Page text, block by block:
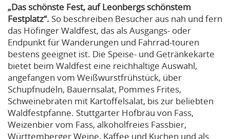
„Das schönste Fest, auf Leonbergs schönstem
Festplatz“. So beschreiben Besucher aus nah und fern
das Höfinger Waldfest, das als Ausgangs- oder
Endpunkt für Wanderungen und Fahrrad-touren
bestens geeignet ist. Die Speise- und Getränkekarte
bietet beim Waldfest eine reichhaltige Auswahl,
angefangen vom Weißwurstfrühstück, über
Schupfnudeln, Bauernsalat, Pommes Frites,
Schweinebraten mit Kartoffelsalat, bis zur beliebten
Waldfestpfanne. Stuttgarter Hofbräu von Fass,
Weizenbier vom Fass, alkoholfreies Fassbier,
Württemberger Weine, Kaffee und Kuchen und als